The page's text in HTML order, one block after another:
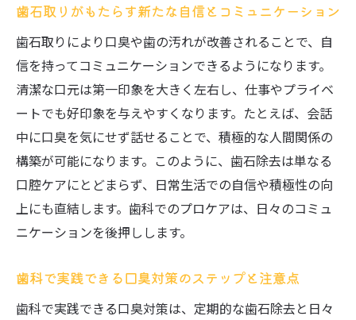
歯科で提案される定期メンテナンスの重要
性
歯石除去と日常ケアのバランスの取り方
歯科医院で頻度を決めるポイントと考え方
歯石取りの効果を最大化する通院サイクル
歯科で相談できる歯石ケアの最新情報
歯石取りが意味ないと言われる理由を検証
歯科での歯石取りが意味ないとされる理由
を解説
歯科医が語る歯石取りの重要性と効果の実
際
歯石取りがもたらす新たな自信とコミュニケーション
歯石取りにより口臭や歯の汚れが改善されることで、自
信を持ってコミュニケーションできるようになります。
清潔な口元は第一印象を大きく左右し、仕事やプライベ
ートでも好印象を与えやすくなります。たとえば、会話
中に口臭を気にせず話せることで、積極的な人間関係の
構築が可能になります。このように、歯石除去は単なる
口腔ケアにとどまらず、日常生活での自信や積極性の向
上にも直結します。歯科でのプロケアは、日々のコミュ
ニケーションを後押しします。
歯科で実践できる口臭対策のステップと注意点
歯科で実践できる口臭対策は、定期的な歯石除去と日々